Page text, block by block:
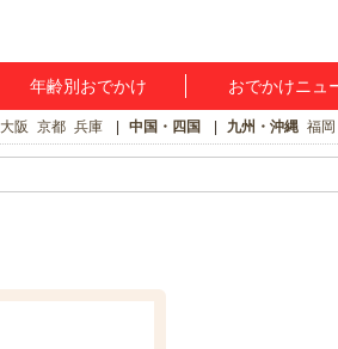
年齢別おでかけ おでかけニュ
大阪 京都 兵庫 中国・四国 九州・沖縄 福岡